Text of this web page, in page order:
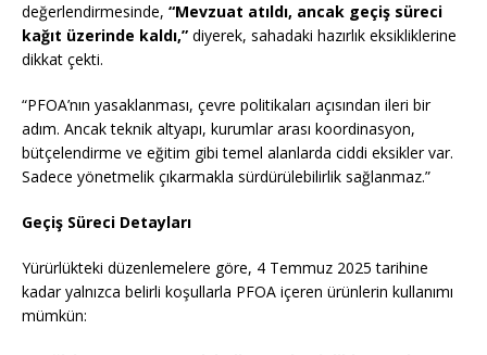
değerlendirmesinde, “Mevzuat atıldı, ancak geçiş süreci
kağıt üzerinde kaldı,” diyerek, sahadaki hazırlık eksikliklerine
dikkat çekti.
“PFOA’nın yasaklanması, çevre politikaları açısından ileri bir
adım. Ancak teknik altyapı, kurumlar arası koordinasyon,
bütçelendirme ve eğitim gibi temel alanlarda ciddi eksikler var.
Sadece yönetmelik çıkarmakla sürdürülebilirlik sağlanmaz.”
Geçiş Süreci Detayları
Yürürlükteki düzenlemelere göre, 4 Temmuz 2025 tarihine
kadar yalnızca belirli koşullarla PFOA içeren ürünlerin kullanımı
mümkün: